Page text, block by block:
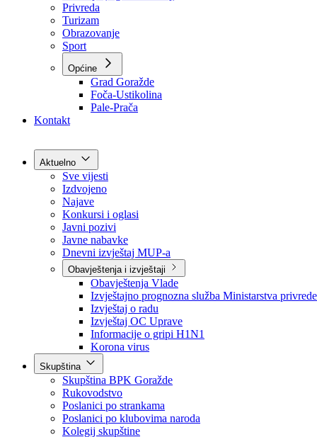
O kantonu
Simboli kantona (Grb, zastava)
Historija (digitalni muzej)
Privreda
Turizam
Obrazovanje
Sport
Općine
Kontakt
Aktuelno
Sve vijesti
Izdvojeno
Najave
Konkursi i oglasi
Javni pozivi
Javne nabavke
Dnevni izvještaj MUP-a
Obavještenja i izvještaji
Obavještenja Vlade
Izvještajno prognozna služba Ministarstva privrede
Izvještaj o radu
Izvještaj OC Uprave
Informacije o gripi H1N1
Korona virus
Skupština
Skupština BPK Goražde
Rukovodstvo